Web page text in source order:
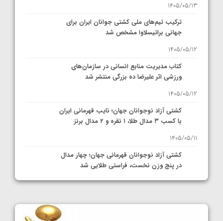
1405/05/13
ترکیب تیم‌های ملی کشتی جوانان ایران برای
جهانی براتیسلاوا مشخص شد
1405/05/12
کتاب مدیریت منابع انسانی در سازمان‌های
ورزشی اثر علیرضا ده بزرگی منتشر شد
1405/05/12
کشتی آزاد نوجوانان جهان؛ نایب قهرمانی ایران
با کسب ۳ مدال طلا، ۱ نقره و ۲ مدال برنز
1405/05/11
کشتی آزاد نوجوانان قهرمانی جهان؛ چهار مدال
در پنج وزن نخست، فراستی طلایی شد
1405/05/11